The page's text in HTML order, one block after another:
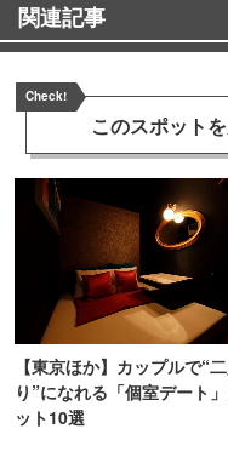
関連記事
Check!
このスポット
【東京ほか】カップルで“
り”になれる「個室デート
ット10選